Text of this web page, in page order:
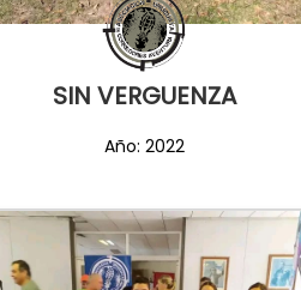
SIN VERGUENZA
Año: 2022